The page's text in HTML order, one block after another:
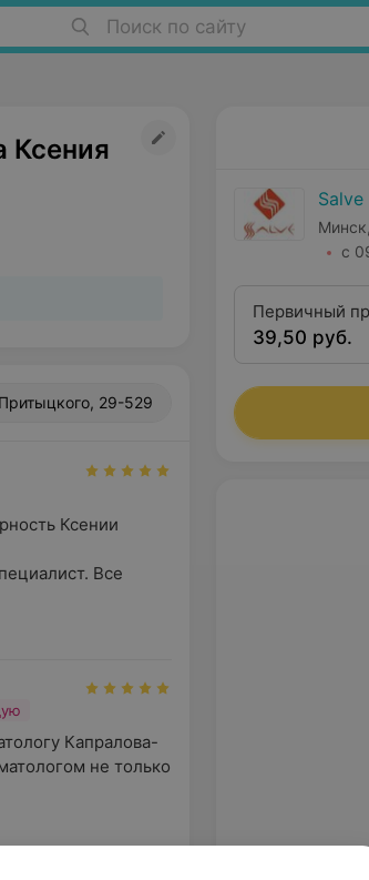
Поиск по сайту
Ксения
29-529
Ксении
Все
Капралова-
не только
Salve
с
Первичный
39,50 руб.